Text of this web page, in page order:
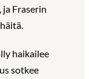
Fraserin
haikailee
sotkee